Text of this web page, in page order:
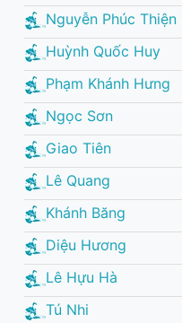
Nguyễn Phúc Thiện
Huỳnh Quốc Huy
Phạm Khánh Hưng
Ngọc Sơn
Giao Tiên
Lê Quang
Khánh Băng
Diệu Hương
Lê Hựu Hà
Tú Nhi